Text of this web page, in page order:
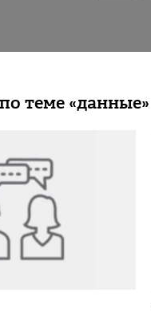
теме «данные»